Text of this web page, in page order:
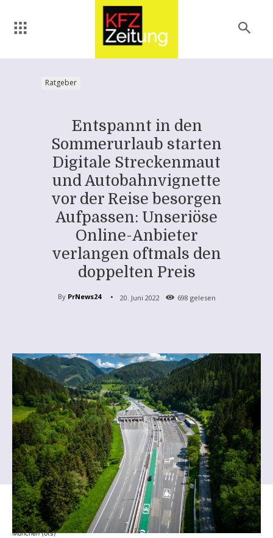
Ratgeber
Entspannt in den
Sommerurlaub starten
Digitale Streckenmaut
und Autobahnvignette
vor der Reise besorgen
Aufpassen: Unseriöse
Online-Anbieter
verlangen oftmals den
doppelten Preis
By PrNews24 20. Juni 2022 698 gelesen
München (ots)